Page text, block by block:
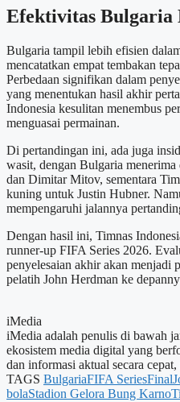
Efektivitas
Bulgaria tampil lebih efisien
mencatatkan empat tembakan
Perbedaan signifikan dalam
yang menentukan hasil akhir
Indonesia kesulitan menembus
menguasai permainan.
Di pertandingan ini, ada juga
wasit, dengan Bulgaria
dan Dimitar Mitov, sementara
kuning untuk Justin Hubner.
mempengaruhi jalannya
Dengan hasil ini, Timnas
runner-up FIFA Series 2026.
penyelesaian akhir akan menjadi
pelatih John Herdman ke
iMedia
iMedia adalah penulis di bawah
ekosistem media digital yang
dan informasi aktual secara
TAGS BulgariaFIFA SeriesFinal
bolaStadion Gelora Bung Karno